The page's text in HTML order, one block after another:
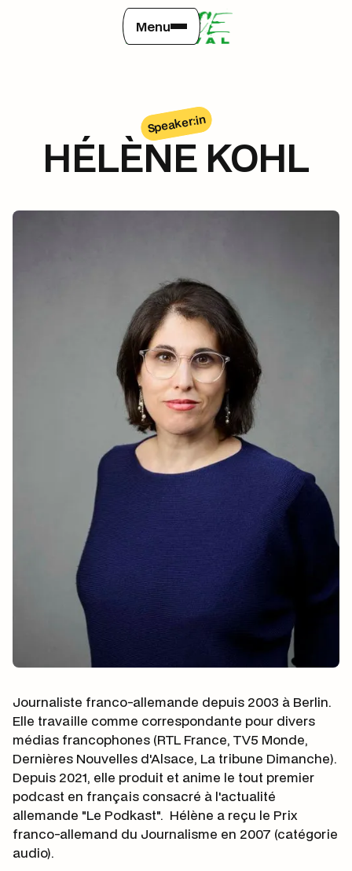
Menu
Speaker:in
HÉLÈNE KOHL
Journaliste franco-allemande depuis 2003 à Berlin.
Elle travaille comme correspondante pour divers
médias francophones (RTL France, TV5 Monde,
Dernières Nouvelles d'Alsace, La tribune Dimanche).
Depuis 2021, elle produit et anime le tout premier
podcast en français consacré à l'actualité
allemande "Le Podkast". Hélène a reçu le Prix
franco-allemand du Journalisme en 2007 (catégorie
audio).